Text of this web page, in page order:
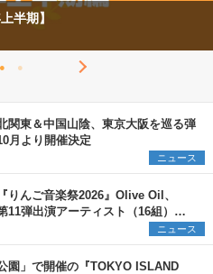
半期】
関東＆中国山陰、東京大阪を巡る弾
月より開催決定
ニュース
りんご音楽祭2026』Olive Oil、
11弾出演アーティスト（16組）を
ニュース
園」で開催の『TOKYO ISLAND